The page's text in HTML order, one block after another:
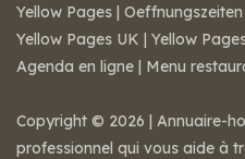
Yellow Pages |
Yellow Pages UK | Yellow
Agenda en ligne | Menu
Copyright © 2026 | Annuaire-
professionnel qui vous aide à